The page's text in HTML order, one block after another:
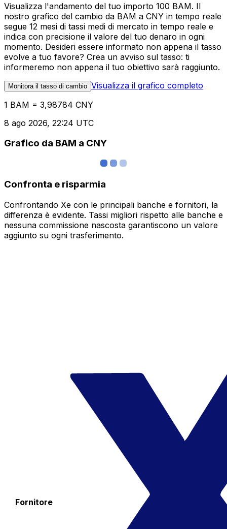
Visualizza l'andamento del tuo importo 100 BAM. Il
nostro grafico del cambio da BAM a CNY in tempo reale
segue 12 mesi di tassi medi di mercato in tempo reale e
indica con precisione il valore del tuo denaro in ogni
momento. Desideri essere informato non appena il tasso
evolve a tuo favore? Crea un avviso sul tasso: ti
informeremo non appena il tuo obiettivo sarà raggiunto.
Monitora il tasso di cambio Visualizza il grafico completo
1 BAM = 3,98784 CNY
8 ago 2026, 22:24 UTC
Grafico da BAM a CNY
Confronta e risparmia
Confrontando Xe con le principali banche e fornitori, la
differenza è evidente. Tassi migliori rispetto alle banche e
nessuna commissione nascosta garantiscono un valore
aggiunto su ogni trasferimento.
Fornitore